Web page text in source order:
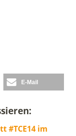
E-Mail
#TCE14 im